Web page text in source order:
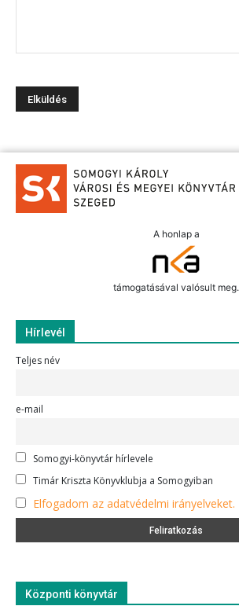
A honlap a
támogatásával valósult meg.
Hírlevél
Teljes név
e-mail
Somogyi-könyvtár hírlevele
Timár Kriszta Könyvklubja a Somogyiban
Elfogadom az adatvédelmi irányelveket.
Központi könyvtár